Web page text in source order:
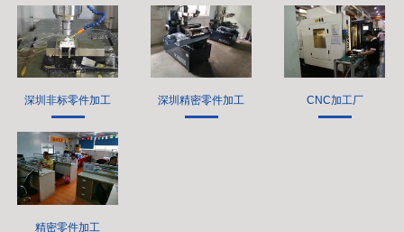
深圳非标零件加工 深圳精密零件加工 CNC加工厂
精密零件加工